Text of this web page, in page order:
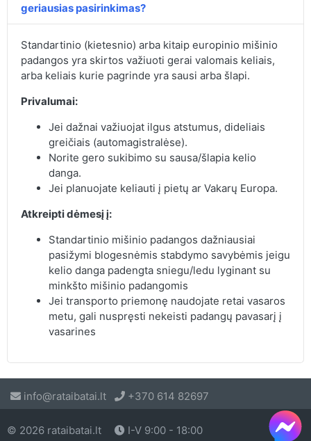
geriausias pasirinkimas?
Standartinio (kietesnio) arba kitaip europinio mišinio
padangos yra skirtos važiuoti gerai valomais keliais,
arba keliais kurie pagrinde yra sausi arba šlapi.
Privalumai:
Jei dažnai važiuojat ilgus atstumus, dideliais
greičiais (automagistralėse).
Norite gero sukibimo su sausa/šlapia kelio
danga.
Jei planuojate keliauti į pietų ar Vakarų Europa.
Atkreipti dėmesį į:
Standartinio mišinio padangos dažniausiai
pasižymi blogesnėmis stabdymo savybėmis jeigu
kelio danga padengta sniegu/ledu lyginant su
minkšto mišinio padangomis
Jei transporto priemonę naudojate retai vasaros
metu, gali nuspręsti nekeisti padangų pavasarį į
vasarines
info@rataibatai.lt +370 614 82697
© 2026 rataibatai.lt I-V 9:00 - 18:00